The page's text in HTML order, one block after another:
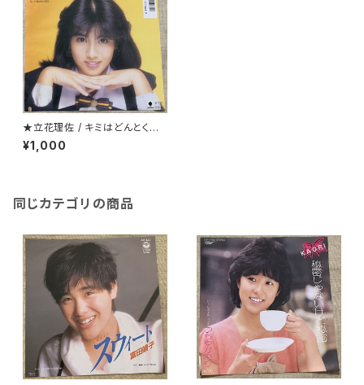
★立花理佐 / キミはどんとくら
い
¥1,000
同じカテゴリの商品